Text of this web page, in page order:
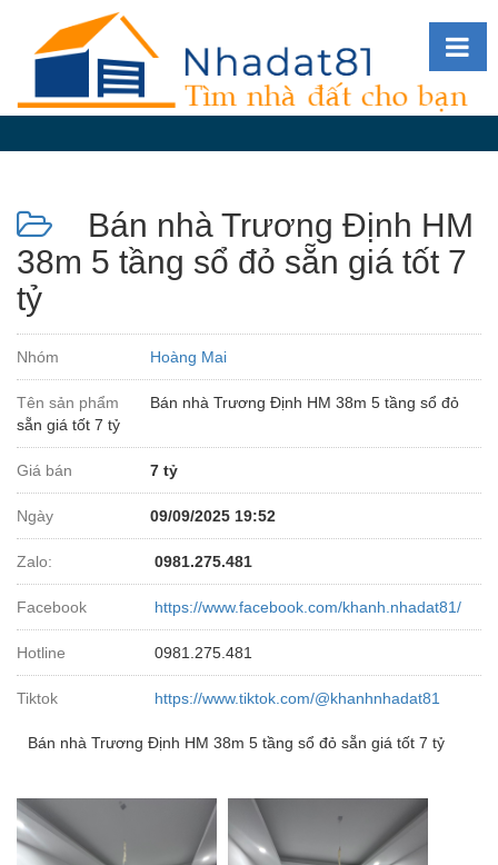
đàn
Giới
Tin
đất
videos
Tìm
kiếm
Đăng
nhập
Bán nhà Trương Định HM
38m 5 tầng sổ đỏ sẵn giá tốt 7
tỷ
Nhóm Hoàng Mai
Tên sản phẩm
Bán nhà Trương Định HM 38m 5 tầng sổ đỏ
sẵn giá tốt 7 tỷ
Giá bán 7 tỷ
Ngày 09/09/2025 19:52
Zalo: 0981.275.481
Facebook https://www.facebook.com/khanh.nhadat81/
Hotline 0981.275.481
Tiktok https://www.tiktok.com/@khanhnhadat81
Bán nhà Trương Định HM 38m 5 tầng sổ đỏ sẵn giá tốt 7 tỷ